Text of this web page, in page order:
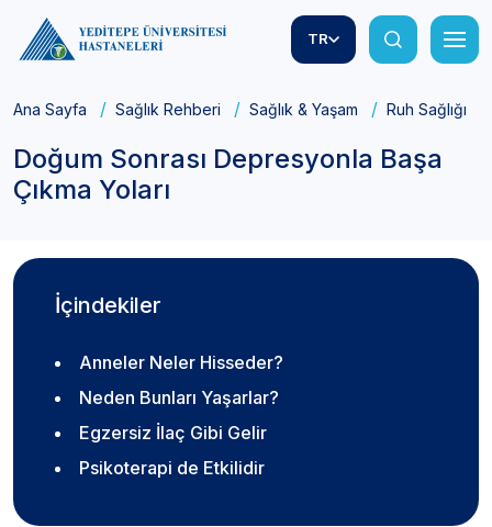
TR
Ana Sayfa Sağlık Rehberi Sağlık & Yaşam Ruh Sağlığı
Doğum Sonrası Depresyonla Başa
Çıkma Yoları
İçindekiler
Anneler Neler Hisseder?
Neden Bunları Yaşarlar?
Egzersiz İlaç Gibi Gelir
Psikoterapi de Etkilidir